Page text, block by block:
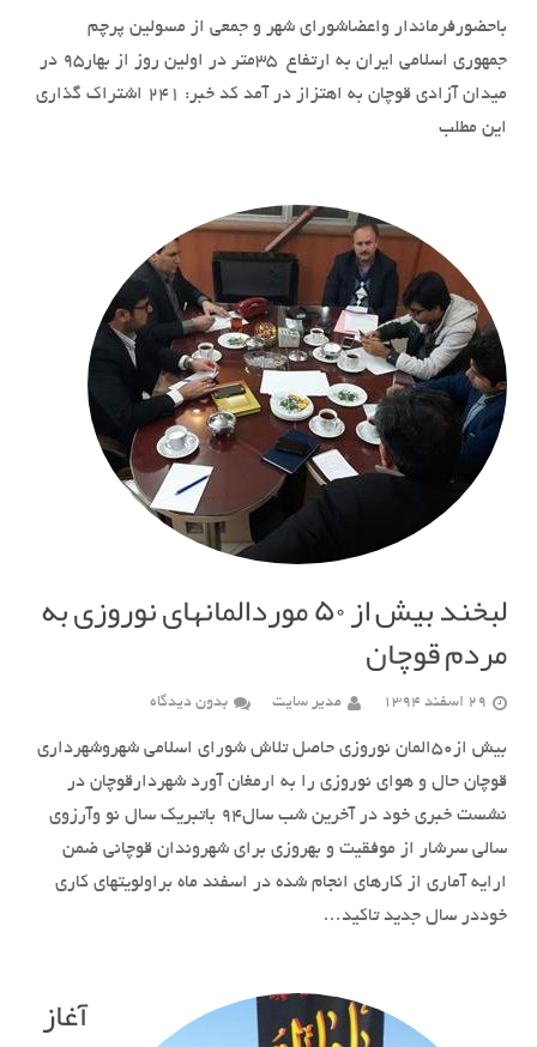
باحضورفرماندار واعضاشورای شهر و جمعی از مسولین پرچم
جمهوری اسلامی ایران به ارتفاع ۳۵متر در اولین روز از بهار۹۵ در
میدان آزادی قوچان به اهتزاز در آمد کد خبر: ٢۴١ اشتراک گذاری
این مطلب
لبخند بیش از ۵٠ موردالمانهای نوروزی به
مردم قوچان
29 اسفند 1394 مدیر سایت بدون دیدگاه
بیش از۵۰المان نوروزی حاصل تلاش شورای اسلامی شهروشهرداری
قوچان حال و هوای نوروزی را به ارمغان آورد شهردارقوچان در
نشست خبری خود در آخرین شب سال۹۴ باتبریک سال نو وآرزوی
سالی سرشار از موفقیت و بهروزی برای شهروندان قوچانی ضمن
ارایه آماری از کارهای انجام شده در اسفند ماه براولویتهای کاری
خوددر سال جدید تاکید…
آغاز